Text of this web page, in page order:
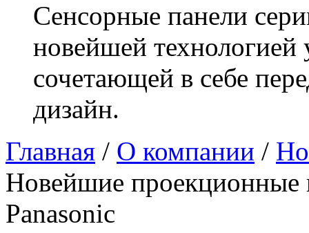
Сенсорные панели
новейшей технологией
сочетающей в себе
дизайн.
Главная / О компании /
Новейшие проекционные
Panasonic